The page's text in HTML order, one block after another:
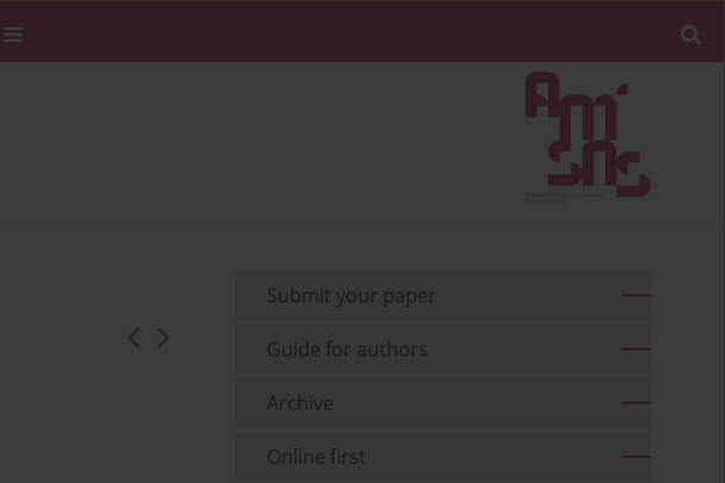
Submit your paper
Guide for authors
Archive
Online first